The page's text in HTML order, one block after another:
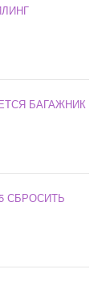
БАГАЖНИК
СБРОСИТЬ